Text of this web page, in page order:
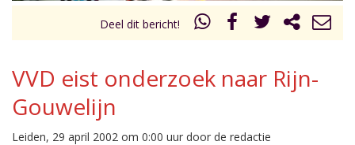
Deel dit bericht!
VVD eist onderzoek naar Rijn-
Gouwelijn
Leiden, 29 april 2002 om 0:00 uur door de redactie